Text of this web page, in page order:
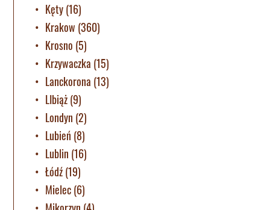
Kęty(16)
Krakow (360)
Krosno (5)
Krzywaczka (15)
Lanckorona (13)
LIbiąż(9)
Londyn (2)
Lubień (8)
Lublin (16)
Łódź(19)
Mielec(6)